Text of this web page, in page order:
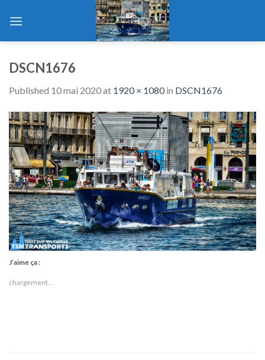
DSCN1676
Published 10 mai 2020at 1920 × 1080in DSCN1676
J’aime ça :
chargement…